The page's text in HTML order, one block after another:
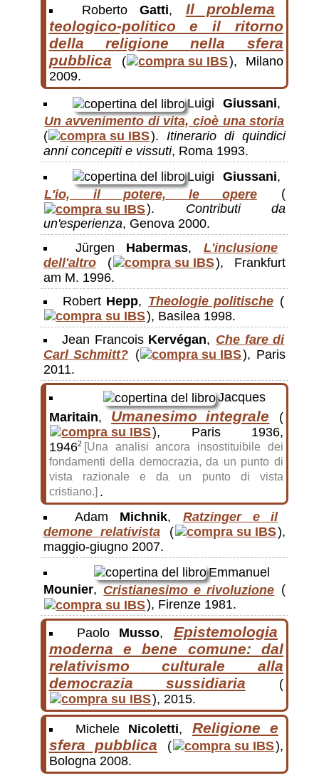
RobertoGatti,
Il problema
teologico-politico e il ritorno
della religione nella sfera
pubblica
(
), Milano
2009.
Luigi Giussani,
Un avvenimento di vita, cioè una storia
(
). Itinerario di quindici
anni concepiti e vissuti, Roma 1993.
Luigi Giussani,
L'io, il potere, le opere (
). Contributi da
un'esperienza, Genova 2000.
Jürgen Habermas, L'inclusione
dell'altro (
), Frankfurt
am M. 1996.
Robert Hepp, Theologie politische (
), Basilea 1998.
Jean Francois Kervégan, Che fare di
Carl Schmitt? (
), Paris
2011.
Jacques
Maritain, Umanesimo integrale
(
), Paris 1936,
19462
[Una analisi ancora insostituibile dei
fondamenti della democrazia, da un punto di
vista razionale e da un punto di vista
cristiano.] .
Adam Michnik, Ratzinger e il
demone relativista (
),
maggio-giugno 2007.
Emmanuel
Mounier, Cristianesimo e rivoluzione (
), Firenze 1981.
Paolo Musso,
Epistemologia
moderna e bene comune: dal
relativismo culturale alla
democrazia sussidiaria
(
), 2015.
Michele Nicoletti,
Religione e
sfera pubblica
(
),
Bologna 2008.